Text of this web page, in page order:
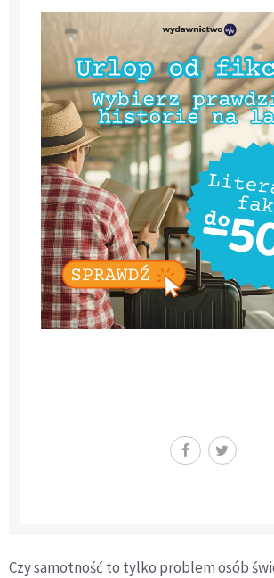
Czy samotność to tylko problem osób